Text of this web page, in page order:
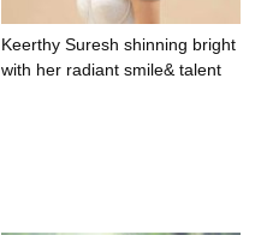
Keerthy Suresh shinning bright
with her radiant smile& talent